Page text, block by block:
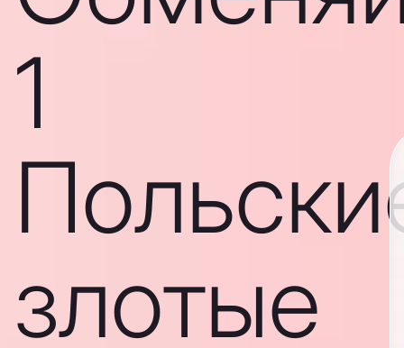
1
злотые